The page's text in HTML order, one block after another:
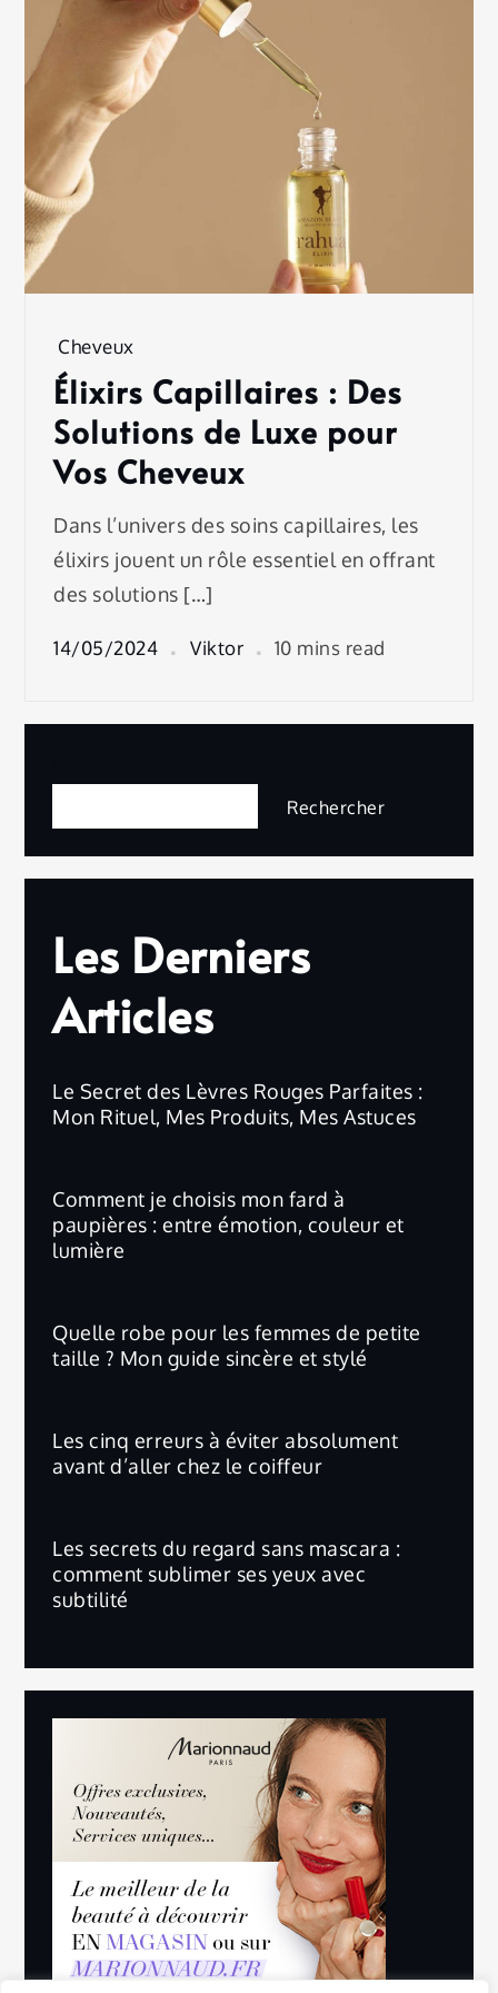
Cheveux
Élixirs Capillaires : Des
Solutions de Luxe pour
Vos Cheveux
Dans l’univers des soins capillaires, les
élixirs jouent un rôle essentiel en offrant
des solutions […]
14/05/2024 Viktor 10 mins read
Rechercher
Les Derniers
Articles
Le Secret des Lèvres Rouges Parfaites :
Mon Rituel, Mes Produits, Mes Astuces
Comment je choisis mon fard à
paupières : entre émotion, couleur et
lumière
Quelle robe pour les femmes de petite
taille ? Mon guide sincère et stylé
Les cinq erreurs à éviter absolument
avant d’aller chez le coiffeur
Les secrets du regard sans mascara :
comment sublimer ses yeux avec
subtilité